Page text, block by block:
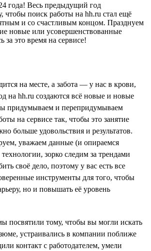
года! Весь предыдущий год
чтобы поиск работы на hh.ru стал ещё
и со счастливым концом. Празднуем
новые или усовершенствованные
за это время на сервисе!
на месте, а забота — у нас в крови,
на hh.ru создаются всё новые и новые
и перепридумываем
на сервисе так, чтобы это занятие
больше удовольствия и результатов.
уважаем данные (и опираемся
зорко следим за трендами
своё дело, поэтому у вас есть все
инструменты для того, чтобы
но и повышать её уровень
посвятили тому, чтобы вы могли искать
устраивались в компании поближе
контакт с работодателем, умели